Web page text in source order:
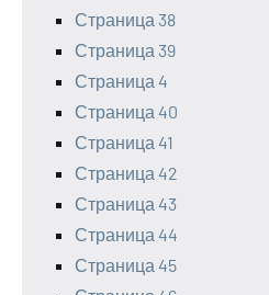
Страница 38
Страница 39
Страница 4
Страница 40
Страница 41
Страница 42
Страница 43
Страница 44
Страница 45